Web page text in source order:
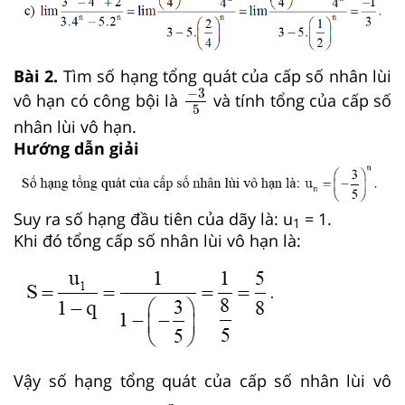
Bài 2. Tìm số hạng tổng quát của cấp số nhân lùi
vô hạn có công bội là
−3
5
-35và tính tổng của cấp số
nhân lùi vô hạn.
Hướng dẫn giải
Suy ra số hạng đầu tiên của dãy là: u1 = 1.
Khi đó tổng cấp số nhân lùi vô hạn là:
Vậy số hạng tổng quát của cấp số nhân lùi vô